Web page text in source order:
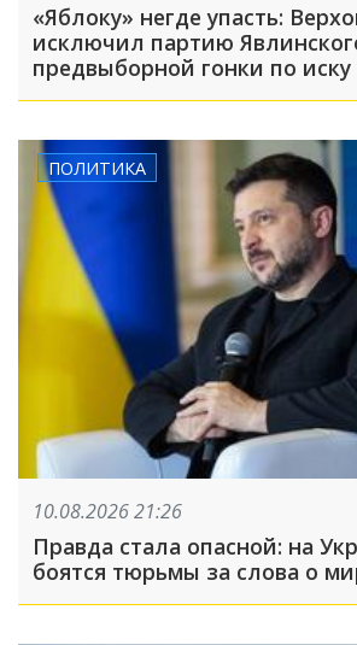
«Яблоку» негде упасть:
исключил партию
предвыборной гонки по
ПОЛИТИКА
10.08.2026 21:26
Правда стала опасной: на
боятся тюрьмы за слова о